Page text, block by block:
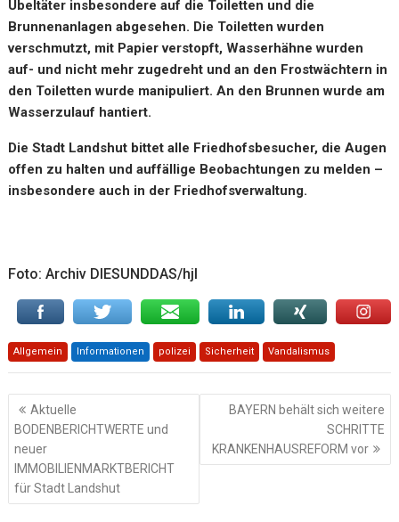
Übeltäter insbesondere auf die Toiletten und die
Brunnenanlagen abgesehen. Die Toiletten wurden
verschmutzt, mit Papier verstopft, Wasserhähne wurden
auf- und nicht mehr zugedreht und an den Frostwächtern in
den Toiletten wurde manipuliert. An den Brunnen wurde am
Wasserzulauf hantiert.
Die Stadt Landshut bittet alle Friedhofsbesucher, die Augen
offen zu halten und auffällige Beobachtungen zu melden –
insbesondere auch in der Friedhofsverwaltung.
Foto: Archiv DIESUNDDAS/hjl
Allgemein Informationen polizei Sicherheit Vandalismus
Beitragsnavigation
Aktuelle
BODENBERICHTWERTE und
neuer
IMMOBILIENMARKTBERICHT
für Stadt Landshut
BAYERN behält sich weitere
SCHRITTE
KRANKENHAUSREFORM vor